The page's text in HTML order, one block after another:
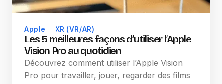
Apple XR (VR/AR)
Les 5 meilleures façons d’utiliser l’Apple
Vision Pro au quotidien
Découvrez comment utiliser l’Apple Vision
Pro pour travailler, jouer, regarder des films